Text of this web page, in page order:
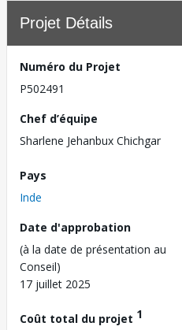
Projet Détails
Numéro du Projet
P502491
Chef d’équipe
Sharlene Jehanbux Chichgar
Pays
Inde
Date d'approbation
(à la date de présentation au
Conseil)
17 juillet 2025
Coût total du projet 1